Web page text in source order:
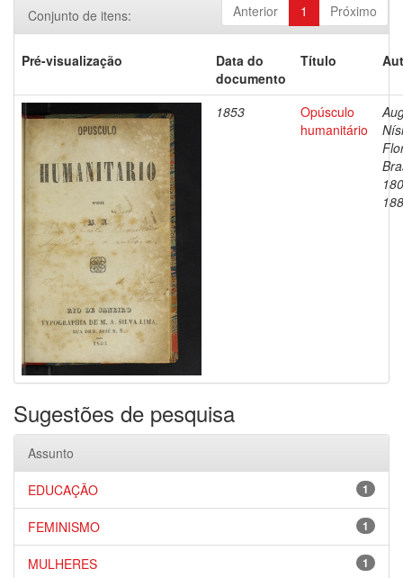
Anterior 1 Próximo
Conjunto de itens:
Pré-visualização
Data do
documento
Título
1853
Opúsculo
humanitário
Sugestões de pesquisa
Assunto
1
EDUCAÇÃO
1
FEMINISMO
1
MULHERES